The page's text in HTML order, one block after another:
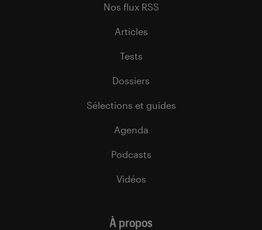
Nos flux RSS
Articles
Tests
Dossiers
Sélections et guides
Agenda
Podcasts
Vidéos
À propos